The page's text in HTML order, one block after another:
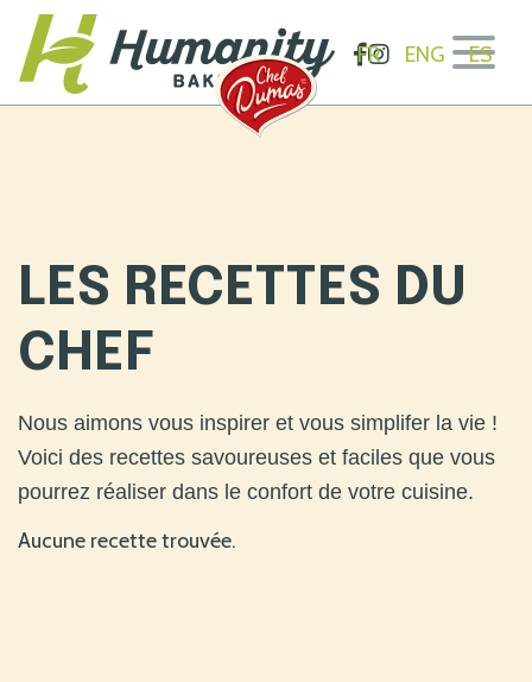
contenido
FR ENG ES
LES RECETTES DU
CHEF
Nous aimons vous inspirer et vous simplifer la vie !
Voici des recettes savoureuses et faciles que vous
pourrez réaliser dans le confort de votre cuisine.
Aucune recette trouvée.